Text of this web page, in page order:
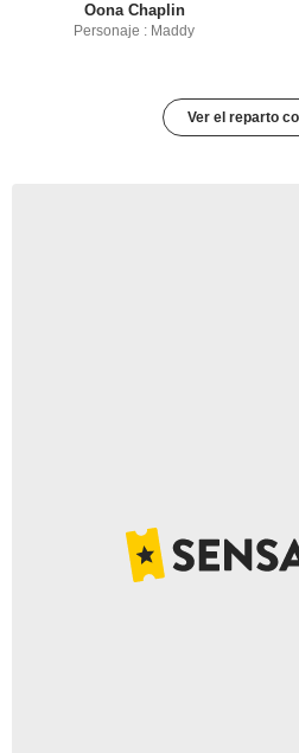
Oona Chaplin
Personaje : Maddy
Ver el reparto